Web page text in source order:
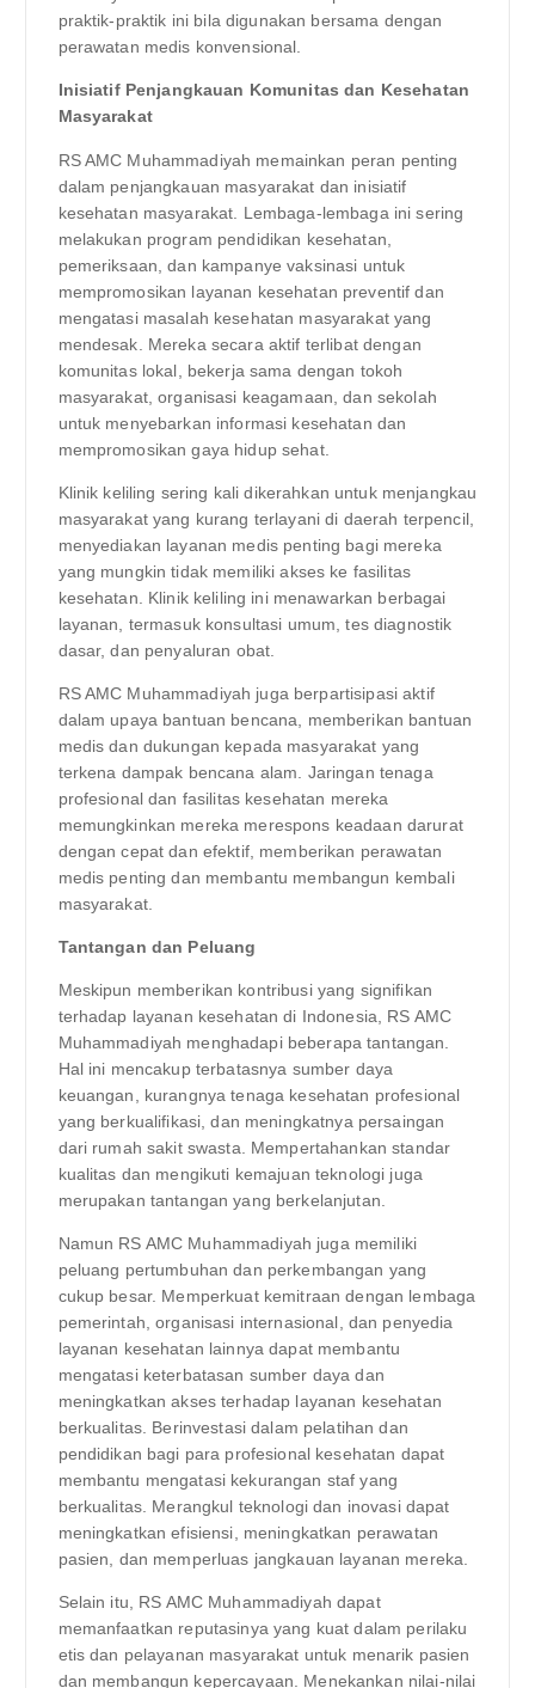
praktik-praktik ini bila digunakan bersama dengan
perawatan medis konvensional.
Inisiatif Penjangkauan Komunitas dan Kesehatan
Masyarakat
RS AMC Muhammadiyah memainkan peran penting
dalam penjangkauan masyarakat dan inisiatif
kesehatan masyarakat. Lembaga-lembaga ini sering
melakukan program pendidikan kesehatan,
pemeriksaan, dan kampanye vaksinasi untuk
mempromosikan layanan kesehatan preventif dan
mengatasi masalah kesehatan masyarakat yang
mendesak. Mereka secara aktif terlibat dengan
komunitas lokal, bekerja sama dengan tokoh
masyarakat, organisasi keagamaan, dan sekolah
untuk menyebarkan informasi kesehatan dan
mempromosikan gaya hidup sehat.
Klinik keliling sering kali dikerahkan untuk menjangkau
masyarakat yang kurang terlayani di daerah terpencil,
menyediakan layanan medis penting bagi mereka
yang mungkin tidak memiliki akses ke fasilitas
kesehatan. Klinik keliling ini menawarkan berbagai
layanan, termasuk konsultasi umum, tes diagnostik
dasar, dan penyaluran obat.
RS AMC Muhammadiyah juga berpartisipasi aktif
dalam upaya bantuan bencana, memberikan bantuan
medis dan dukungan kepada masyarakat yang
terkena dampak bencana alam. Jaringan tenaga
profesional dan fasilitas kesehatan mereka
memungkinkan mereka merespons keadaan darurat
dengan cepat dan efektif, memberikan perawatan
medis penting dan membantu membangun kembali
masyarakat.
Tantangan dan Peluang
Meskipun memberikan kontribusi yang signifikan
terhadap layanan kesehatan di Indonesia, RS AMC
Muhammadiyah menghadapi beberapa tantangan.
Hal ini mencakup terbatasnya sumber daya
keuangan, kurangnya tenaga kesehatan profesional
yang berkualifikasi, dan meningkatnya persaingan
dari rumah sakit swasta. Mempertahankan standar
kualitas dan mengikuti kemajuan teknologi juga
merupakan tantangan yang berkelanjutan.
Namun RS AMC Muhammadiyah juga memiliki
peluang pertumbuhan dan perkembangan yang
cukup besar. Memperkuat kemitraan dengan lembaga
pemerintah, organisasi internasional, dan penyedia
layanan kesehatan lainnya dapat membantu
mengatasi keterbatasan sumber daya dan
meningkatkan akses terhadap layanan kesehatan
berkualitas. Berinvestasi dalam pelatihan dan
pendidikan bagi para profesional kesehatan dapat
membantu mengatasi kekurangan staf yang
berkualitas. Merangkul teknologi dan inovasi dapat
meningkatkan efisiensi, meningkatkan perawatan
pasien, dan memperluas jangkauan layanan mereka.
Selain itu, RS AMC Muhammadiyah dapat
memanfaatkan reputasinya yang kuat dalam perilaku
etis dan pelayanan masyarakat untuk menarik pasien
dan membangun kepercayaan. Menekankan nilai-nilai